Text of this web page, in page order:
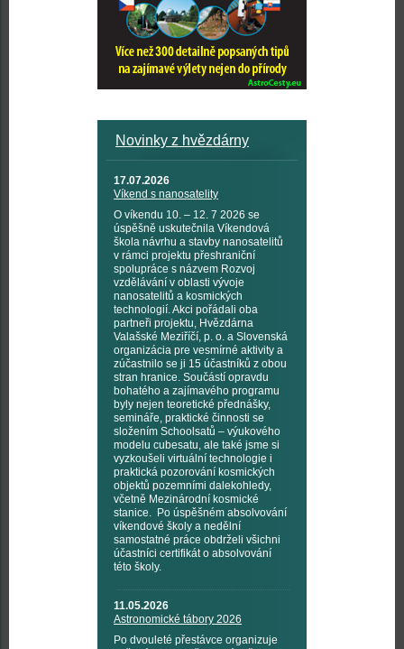
Novinky z hvězdárny
17.07.2026
Víkend s nanosatelity
O víkendu 10. – 12. 7 2026 se
úspěšně uskutečnila Víkendová
škola návrhu a stavby nanosatelitů
v rámci projektu přeshraniční
spolupráce s názvem Rozvoj
vzdělávání v oblasti vývoje
nanosatelitů a kosmických
technologií. Akci pořádali oba
partneři projektu, Hvězdárna
Valašské Meziříčí, p. o. a Slovenská
organizácia pre vesmírné aktivity a
zúčastnilo se ji 15 účastníků z obou
stran hranice. Součástí opravdu
bohatého a zajímavého programu
byly nejen teoretické přednášky,
semináře, praktické činnosti se
složením Schoolsatů – výukového
modelu cubesatu, ale také jsme si
vyzkoušeli virtuální technologie i
praktická pozorování kosmických
objektů pozemními dalekohledy,
včetně Mezinárodní kosmické
stanice. Po úspěšném absolvování
víkendové školy a nedělní
samostatné práce obdrželi všichni
účastníci certifikát o absolvování
této školy.
11.05.2026
Astronomické tábory 2026
Po dvouleté přestávce organizuje